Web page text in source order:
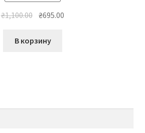
₴1,100.00 Первоначальная
составляла
₴695.00
В корзину